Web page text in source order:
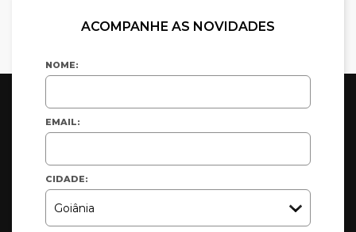
ACOMPANHE AS NOVIDADES
NOME:
EMAIL:
CIDADE: